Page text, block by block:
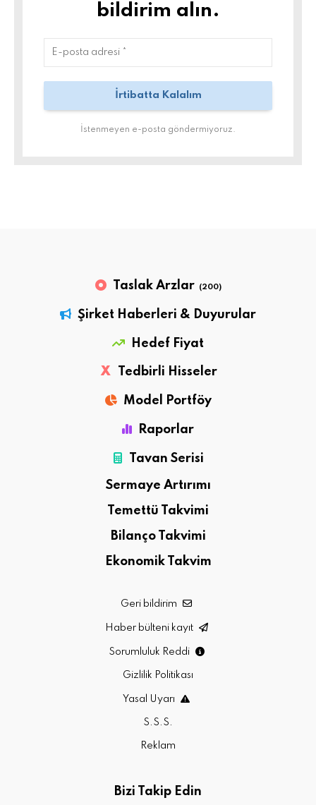
bildirim alın.
İstenmeyen e-posta göndermiyoruz.
Taslak Arzlar (200)
Şirket Haberleri & Duyurular
Hedef Fiyat
X Tedbirli Hisseler
Model Portföy
Raporlar
Tavan Serisi
Sermaye Artırımı
Temettü Takvimi
Bilanço Takvimi
Ekonomik Takvim
Geri bildirim
Haber bülteni kayıt
Sorumluluk Reddi
Gizlilik Politikası
Yasal Uyarı
S.S.S.
Reklam
Bizi Takip Edin